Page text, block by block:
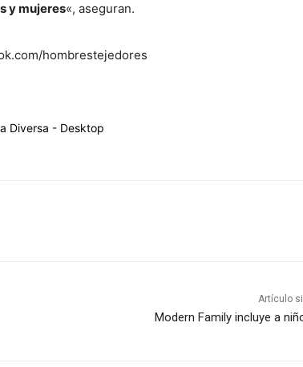
y mujeres«, aseguran.
Artículo
Modern Family incluye a